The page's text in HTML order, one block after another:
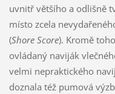
uvnitř většího a odlišně
místo zcela
(Shore Score). Kromě
ovládaný naviják
velmi nepraktického
doznala též pumová